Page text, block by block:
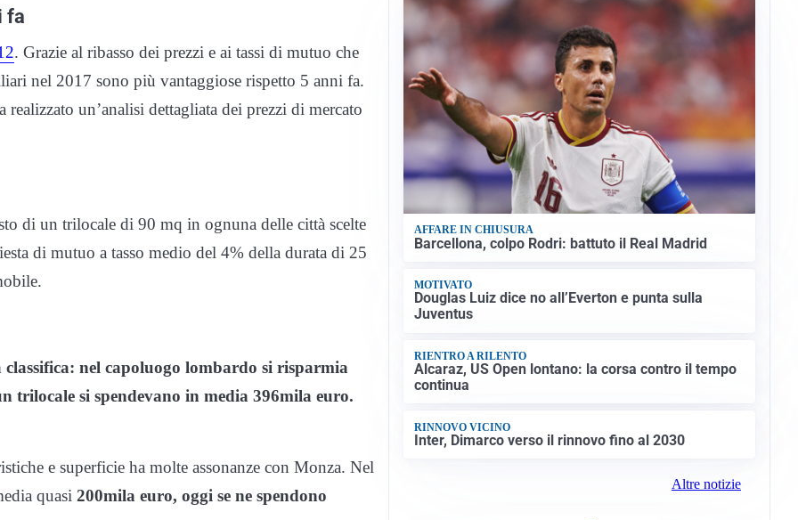
fa
. Grazie al ribasso dei prezzi e ai tassi di mutuo che
nel 2017 sono più vantaggiose rispetto 5 anni fa.
un’analisi dettagliata dei prezzi di mercato
di un trilocale di 90 mq in ognuna delle città scelte
di mutuo a tasso medio del 4% della durata di 25
nel capoluogo lombardo si risparmia
trilocale si spendevano in media 396mila euro.
e superficie ha molte assonanze con Monza. Nel
quasi 200mila euro, oggi se ne spendono
AFFARE IN CHIUSURA
Barcellona, colpo Rodri: battuto il Real Madrid
MOTIVATO
Douglas Luiz dice no all’Everton e punta sulla
Juventus
RIENTRO A RILENTO
Alcaraz, US Open lontano: la corsa contro il tempo
continua
RINNOVO VICINO
Inter, Dimarco verso il rinnovo fino al 2030
Altre notizie